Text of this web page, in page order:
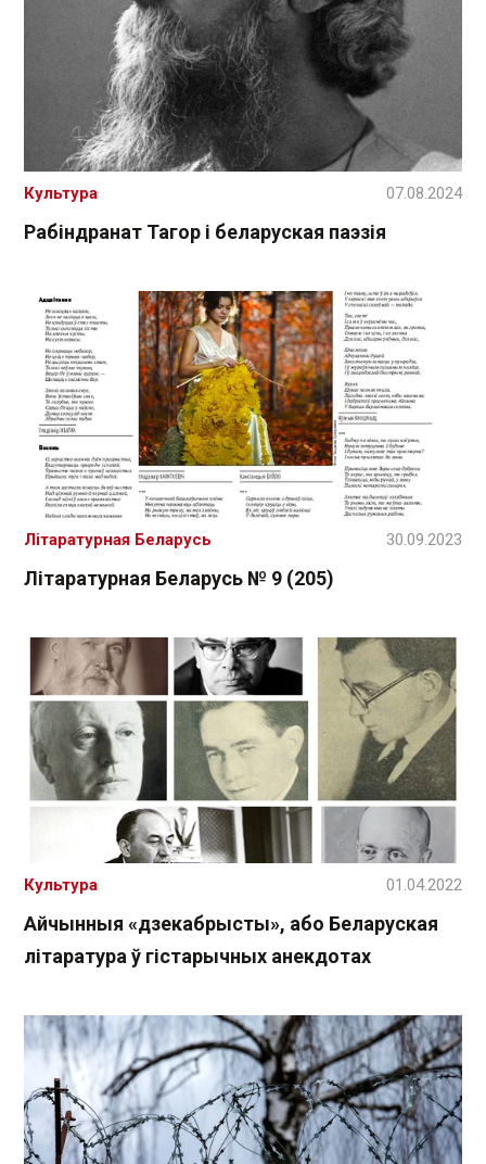
Рабіндранат Тагор і беларуская паэзія
Культура 07.08.2024
Літаратурная Беларусь № 9 (205)
Літаратурная Беларусь 30.09.2023
Айчынныя «дзекабрысты», або Беларуская
літаратура ў гістарычных анекдотах
Культура 01.04.2022